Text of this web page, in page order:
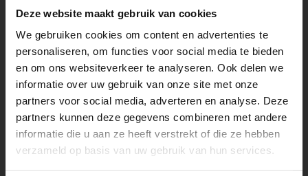
Deze website maakt gebruik van cookies
We gebruiken cookies om content en advertenties te
personaliseren, om functies voor social media te bieden
en om ons websiteverkeer te analyseren. Ook delen we
informatie over uw gebruik van onze site met onze
partners voor social media, adverteren en analyse. Deze
partners kunnen deze gegevens combineren met andere
informatie die u aan ze heeft verstrekt of die ze hebben
verzameld op basis van uw gebruik van hun services.
Aankoop nieuwe CNC machine
4/03/2016- Met enige trots kunnen wij melden dat wij
overgegaan zijn tot de aankoop van een spiksplinternieuwe
computergestuurde CNC-machine. Dit ter vervanging van ons 10
jaar oude exemplaar. Deze mooie, duurzame investering is
uitgerust met de modernste snufjes en stelt ons in staat nog
effeciënter en sneller te werken en zo nog beter tegemoet te
komen aan de wensen van onze klanten.